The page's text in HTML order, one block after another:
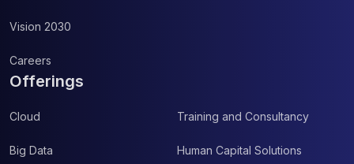
Vision 2030
Careers
Offerings
Cloud
Big Data
Training and Consultancy
Human Capital Solutions